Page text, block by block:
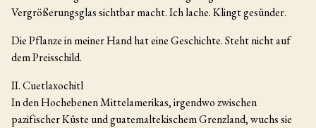
Vergrößerungsglas sichtbar macht. Ich lache. Klingt gesünder.
Die Pflanze in meiner Hand hat eine Geschichte. Steht nicht auf
dem Preisschild.
II. Cuetlaxochitl
In den Hochebenen Mittelamerikas, irgendwo zwischen
pazifischer Küste und guatemaltekischem Grenzland, wuchs sie